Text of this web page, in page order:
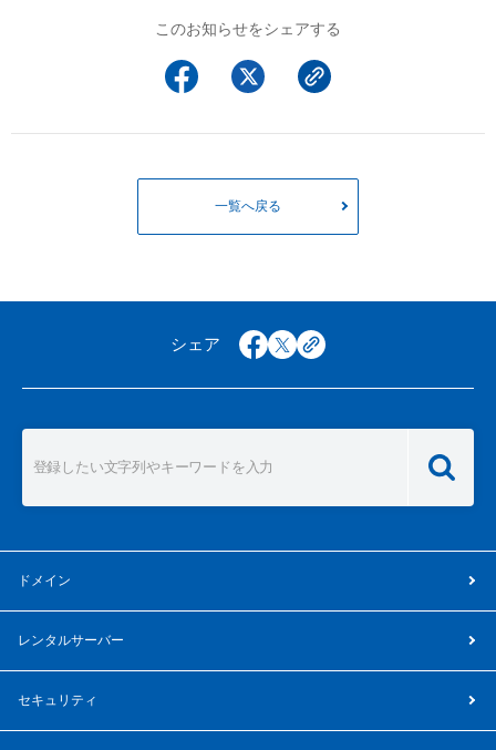
このお知らせをシェアする
一覧へ戻る
シェア facebook
x copy
ドメイン
レンタルサーバー
セキュリティ